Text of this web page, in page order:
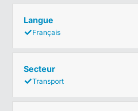
Langue
Français
Secteur
Transport